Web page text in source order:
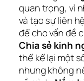
quan trọng, vì
và tạo sự liên
để cho vấn đề
Chia sẻ kinh
thể kể lại một
nhưng không